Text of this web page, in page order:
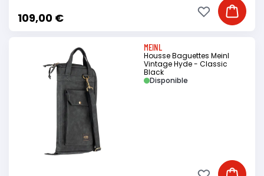
109,00 € Ajouter
Ajouter à ma
MEINL
Housse Baguettes Meinl
Vintage Hyde - Classic
Black
Disponible